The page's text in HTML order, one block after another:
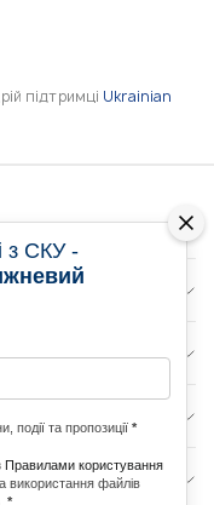
підтримці Ukrainian
з СКУ -
та пропозиції *
Правилами користування
використання файлів
*